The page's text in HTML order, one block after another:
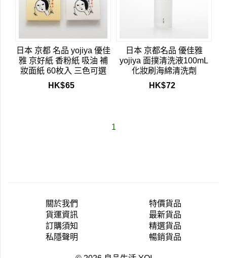
日本 京都 名品 yojiya 優佳
雅 京好紙 香粉紙 吸油 補
妝面紙 60枚入 三色可選
HK$65
日本 京都名品 優佳雅
yojiya 面撲清洗液100mL
化妝刷海綿清洗劑
HK$72
1
關於我們
貨運資訊
訂購須知
私隱聲明
特價貨品
最新貨品
精選貨品
暢銷貨品